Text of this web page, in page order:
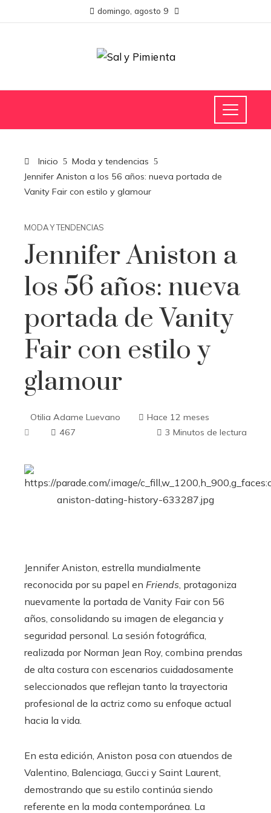
domingo, agosto 9
Inicio
Moda y tendencias
Jennifer Aniston a los 56 años: nueva portada de
Vanity Fair con estilo y glamour
MODA Y TENDENCIAS
Jennifer Aniston a
los 56 años: nueva
portada de Vanity
Fair con estilo y
glamour
Otilia Adame Luevano
Hace 12 meses
467
3 Minutos de lectura
Jennifer Aniston, estrella mundialmente
reconocida por su papel en Friends, protagoniza
nuevamente la portada de Vanity Fair con 56
años, consolidando su imagen de elegancia y
seguridad personal. La sesión fotográfica,
realizada por Norman Jean Roy, combina prendas
de alta costura con escenarios cuidadosamente
seleccionados que reflejan tanto la trayectoria
profesional de la actriz como su enfoque actual
hacia la vida.
En esta edición, Aniston posa con atuendos de
Valentino, Balenciaga, Gucci y Saint Laurent,
demostrando que su estilo continúa siendo
referente en la moda contemporánea. La